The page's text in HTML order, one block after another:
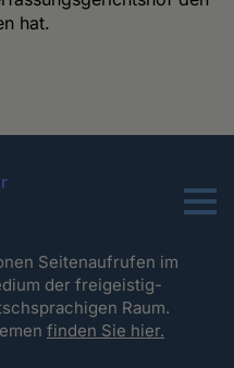
hat.
Menu
Seitenaufrufen im
der freigeistig-
Raum.
finden Sie hier.